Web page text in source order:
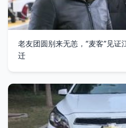
老友团圆别来无恙，“麦客”见
迁